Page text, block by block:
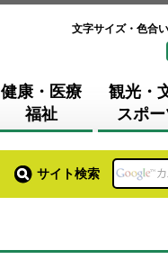
文字サイズ・色合
健康・医療
福祉
観光・
スポー
サイト検索